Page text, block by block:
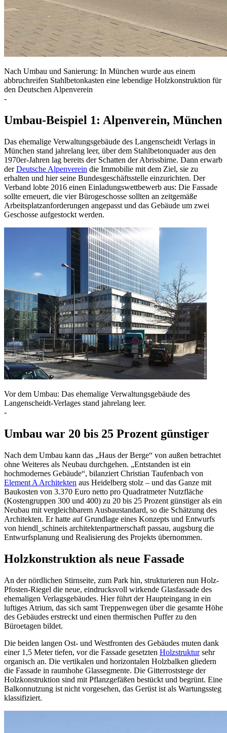
Nach Umbau und Sanierung: In München wurde aus einem
abbruchreifen Stahlbetonkasten eine lebendige Holzkonstruktion für
den Deutschen Alpenverein
-
Umbau-Beispiel 1: Alpenverein, München
Das ehemalige Verwaltungsgebäude des Langenscheidt Verlags in
München stand jahrelang leer, über dem Stahlbetonquader aus den
1970er-Jahren lag bereits der Schatten der Abrissbirne. Dann erwarb
derDeutsche Alpenverein die Immobilie mit dem Ziel, sie zu
erhalten und hier seine Bundesgeschäftsstelle einzurichten. Der
Verband lobte 2016 einen Einladungswettbewerb aus: Die Fassade
sollte erneuert, die vier Bürogeschosse sollten an zeitgemäße
Arbeitsplatzanforderungen angepasst und das Gebäude um zwei
Geschosse aufgestockt werden.
Vor dem Umbau: Das ehemalige Verwaltungsgebäude des
Langenscheidt-Verlages stand jahrelang leer.
-
Umbau war 20 bis 25 Prozent günstiger
Nach dem Umbau kann das „Haus der Berge“ von außen betrachtet
ohne Weiteres als Neubau durchgehen. „Entstanden ist ein
hochmodernes Gebäude“, bilanziert Christian Taufenbach von
Element A Architekten aus Heidelberg stolz – und das Ganze mit
Baukosten von 3.370 Euro netto pro Quadratmeter Nutzfläche
(Kostengruppen 300 und 400) zu 20 bis 25 Prozent günstiger als ein
Neubau mit vergleichbarem Ausbaustandard, so die Schätzung des
Architekten. Er hatte auf Grundlage eines Konzepts und Entwurfs
von hiendl_schineis architektenpartnerschaft passau, augsburg die
Entwurfsplanung und Realisierung des Projekts übernommen.
Holzkonstruktion als neue Fassade
An der nördlichen Stirnseite, zum Park hin, strukturieren nun Holz-
Pfosten-Riegel die neue, eindrucksvoll wirkende Glasfassade des
ehemaligen Verlagsgebäudes. Hier führt der Haupteingang in ein
luftiges Atrium, das sich samt Treppenwegen über die gesamte Höhe
des Gebäudes erstreckt und einen thermischen Puffer zu den
Büroetagen bildet.
Die beiden langen Ost- und Westfronten des Gebäudes muten dank
einer 1,5 Meter tiefen, vor die Fassade gesetzten Holzstruktursehr
organisch an. Die vertikalen und horizontalen Holzbalken gliedern
die Fassade in raumhohe Glassegmente. Die Gitterroststege der
Holzkonstruktion sind mit Pflanzgefäßen bestückt und begrünt. Eine
Balkonnutzung ist nicht vorgesehen, das Gerüst ist als Wartungssteg
klassifiziert.